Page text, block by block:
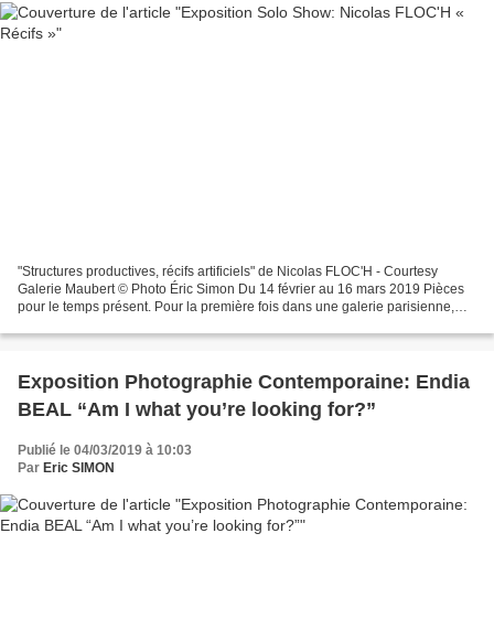
"Structures productives, récifs artificiels" de Nicolas FLOC'H - Courtesy
Galerie Maubert © Photo Éric Simon Du 14 février au 16 mars 2019 Pièces
pour le temps présent. Pour la première fois dans une galerie parisienne,
Exposition Photographie Contemporaine: Endia
BEAL “Am I what you’re looking for?”
Publié le 04/03/2019 à 10:03
Par Eric SIMON